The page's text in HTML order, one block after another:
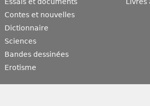
Essais et documents
Contes et nouvelles
Dictionnaire
Sciences
Bandes dessinées
Erotisme
Livres